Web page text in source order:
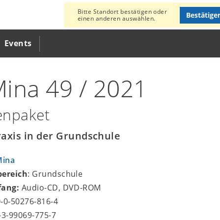
Events
Bitte Standort bestätigen oder
einen anderen auswählen.
49 / 2021
in der Grundschule
: Grundschule
Audio-CD, DVD-ROM
0-50276-816-4
99069-775-7